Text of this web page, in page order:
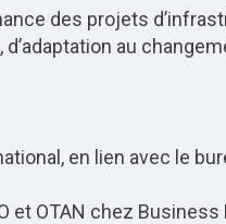
des projets
au
en lien avec le
et OTAN chez Business